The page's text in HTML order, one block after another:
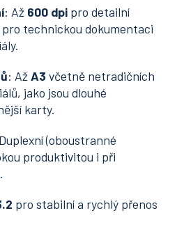
: Až 600 dpi pro detailní
pro technickou dokumentaci
: Až A3 včetně netradičních
jako jsou dlouhé
karty.
(oboustranné
produktivitou i při
pro stabilní a rychlý přenos